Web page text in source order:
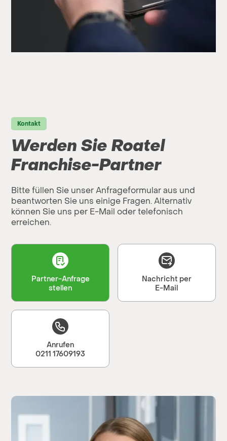
Kontakt
Werden Sie Roatel
Franchise-Partner
Bitte füllen Sie unser Anfrageformular aus und
beantworten Sie uns einige Fragen. Alternativ
können Sie uns per E-Mail oder telefonisch
erreichen.
Partner-Anfrage
stellen
Nachricht per
E-Mail
Anrufen
0211 17609193